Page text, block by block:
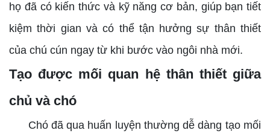
họ đã có kiến thức và kỹ năng cơ bản, giúp bạn tiết
kiệm thời gian và có thể tận hưởng sự thân thiết
của chú cún ngay từ khi bước vào ngôi nhà mới.
Tạo được mối quan hệ thân thiết giữa
chủ và chó
Chó đã qua huấn luyện thường dễ dàng tạo mối